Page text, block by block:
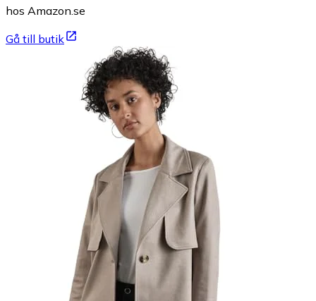
hos Amazon.se
Gå till butik